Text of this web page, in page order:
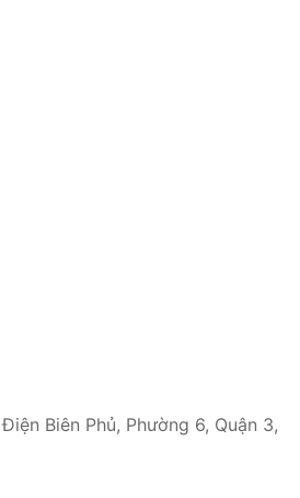
Điện Biên Phủ, Phường 6, Quận 3,